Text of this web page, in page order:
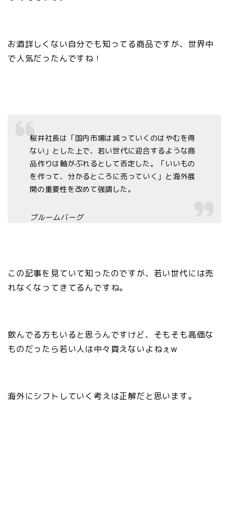
お酒詳しくない自分でも知ってる商品ですが、世界中
で人気だったんですね！
桜井社長は「国内市場は減っていくのはやむを得
ない」とした上で、若い世代に迎合するような商
品作りは軸がぶれるとして否定した。「いいもの
を作って、分かるところに売っていく」と海外展
開の重要性を改めて強調した。
ブルームバーグ
この記事を見ていて知ったのですが、若い世代には売
れなくなってきてるんですね。
飲んでる方もいると思うんですけど、そもそも高価な
ものだったら若い人は中々買えないよねぇw
海外にシフトしていく考えは正解だと思います。